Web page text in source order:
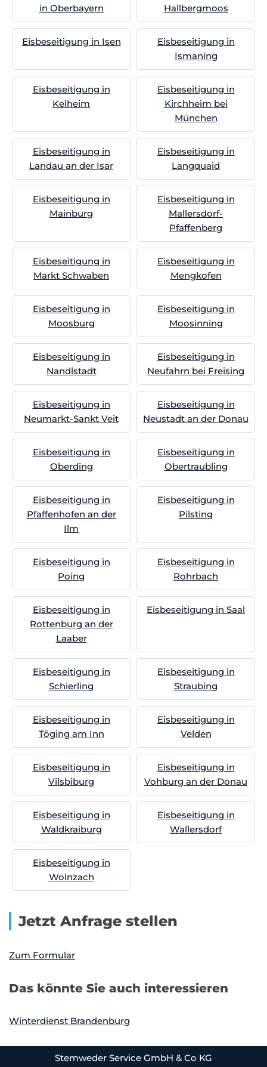
in Oberbayern
Hallbergmoos
Eisbeseitigung in Isen
Eisbeseitigung in
Ismaning
Eisbeseitigung in
Kelheim
Eisbeseitigung in
Kirchheim bei
München
Eisbeseitigung in
Landau an der Isar
Eisbeseitigung in
Langquaid
Eisbeseitigung in
Mainburg
Eisbeseitigung in
Mallersdorf-
Pfaffenberg
Eisbeseitigung in
Markt Schwaben
Eisbeseitigung in
Mengkofen
Eisbeseitigung in
Moosburg
Eisbeseitigung in
Moosinning
Eisbeseitigung in
Nandlstadt
Eisbeseitigung in
Neufahrn bei Freising
Eisbeseitigung in
Neumarkt-Sankt Veit
Eisbeseitigung in
Neustadt an der Donau
Eisbeseitigung in
Oberding
Eisbeseitigung in
Obertraubling
Eisbeseitigung in
Pfaffenhofen an der
Ilm
Eisbeseitigung in
Pilsting
Eisbeseitigung in
Poing
Eisbeseitigung in
Rohrbach
Eisbeseitigung in
Rottenburg an der
Laaber
Eisbeseitigung in Saal
Eisbeseitigung in
Schierling
Eisbeseitigung in
Straubing
Eisbeseitigung in
Töging am Inn
Eisbeseitigung in
Velden
Eisbeseitigung in
Vilsbiburg
Eisbeseitigung in
Vohburg an der Donau
Eisbeseitigung in
Waldkraiburg
Eisbeseitigung in
Wallersdorf
Eisbeseitigung in
Wolnzach
Jetzt Anfrage stellen
Zum Formular
Das könnte Sie auch interessieren
Winterdienst Brandenburg
Stemweder Service GmbH & Co KG